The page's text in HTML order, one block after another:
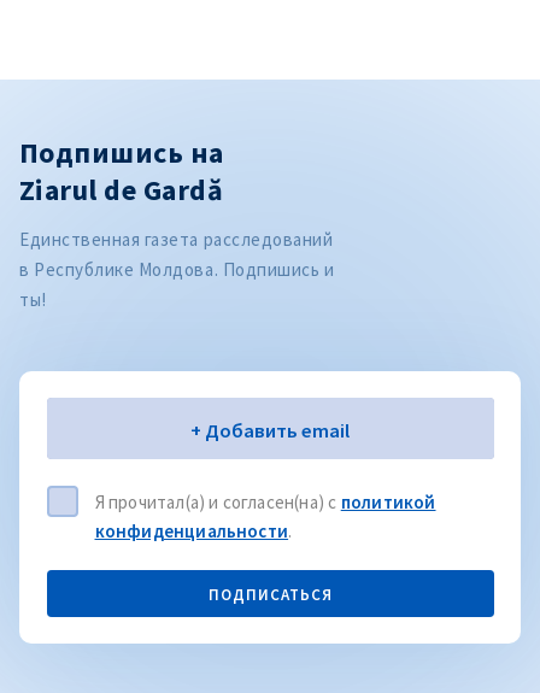
Подпишись на
Ziarul de Gardă
Единственная газета расследований
в Республике Молдова. Подпишись и
ты!
Электронная почта+ Добавить email
Я прочитал(а) и согласен(на) с политикой
конфиденциальности.
ПОДПИСАТЬСЯ